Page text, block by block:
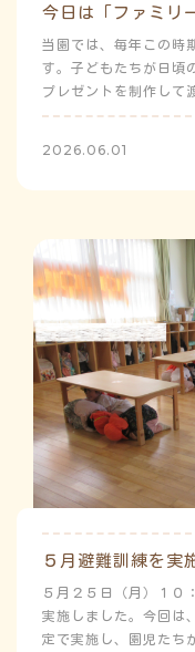
今日は「ファミリ
当園では、毎年この時
す。子どもたちが日頃
プレゼントを制作して
2026.06.01
５月避難訓練を実
５月２５日（月）１０
実施しました。今回は
定で実施し、園児たち
よ